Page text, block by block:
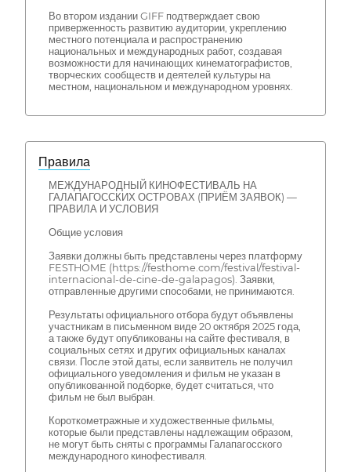
Во втором издании GIFF подтверждает свою
приверженность развитию аудитории, укреплению
местного потенциала и распространению
национальных и международных работ, создавая
возможности для начинающих кинематографистов,
творческих сообществ и деятелей культуры на
местном, национальном и международном уровнях.
Правила
МЕЖДУНАРОДНЫЙ КИНОФЕСТИВАЛЬ НА
ГАЛАПАГОССКИХ ОСТРОВАХ (ПРИЁМ ЗАЯВОК) —
ПРАВИЛА И УСЛОВИЯ
Общие условия
Заявки должны быть представлены через платформу
FESTHOME (https://festhome.com/festival/festival-
internacional-de-cine-de-galapagos). Заявки,
отправленные другими способами, не принимаются.
Результаты официального отбора будут объявлены
участникам в письменном виде 20 октября 2025 года,
а также будут опубликованы на сайте фестиваля, в
социальных сетях и других официальных каналах
связи. После этой даты, если заявитель не получил
официального уведомления и фильм не указан в
опубликованной подборке, будет считаться, что
фильм не был выбран.
Короткометражные и художественные фильмы,
которые были представлены надлежащим образом,
не могут быть сняты с программы Галапагосского
международного кинофестиваля.